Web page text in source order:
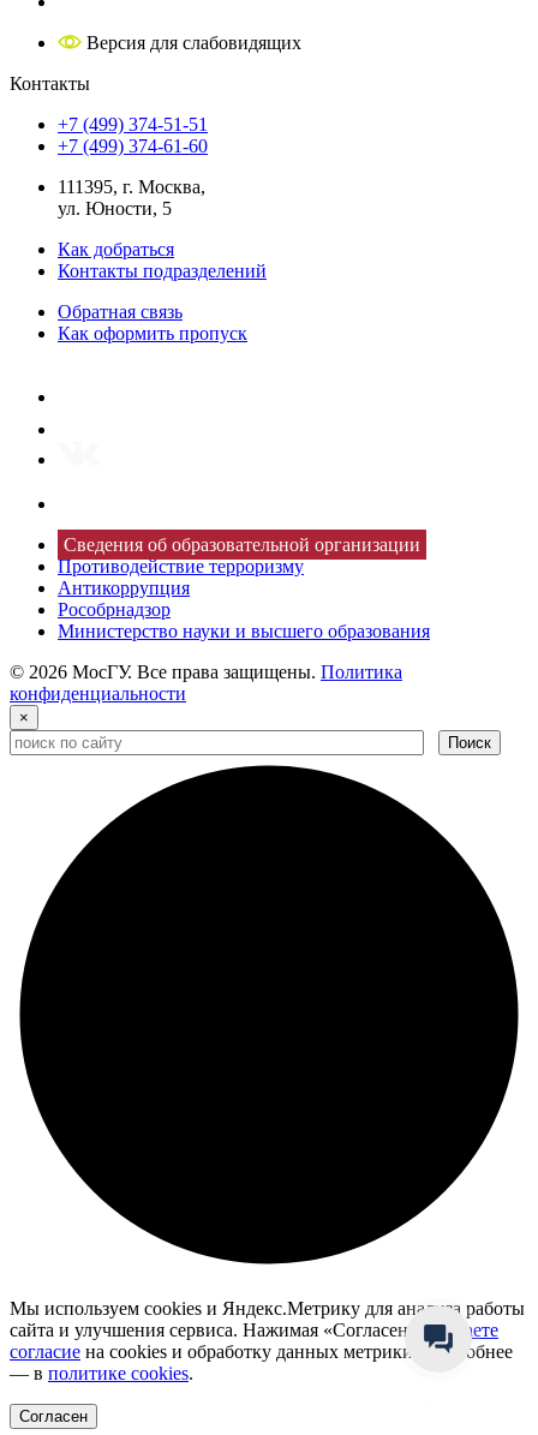
Версия для слабовидящих
Контакты
+7 (499) 374-51-51
+7 (499) 374-61-60
111395, г. Москва,
ул. Юности, 5
Как добраться
Контакты подразделений
Обратная связь
Как оформить пропуск
Сведения об образовательной организации
Противодействие терроризму
Антикоррупция
Рособрнадзор
Министерство науки и высшего образования
© 2026 МосГУ. Все права защищены. Политика
конфиденциальности
×
Мы используем cookies и Яндекс.Метрику для анализа работы
сайта и улучшения сервиса. Нажимая «Согласен», вы
даете
согласие на cookies и обработку данных метрики. Подробнее
— в политике cookies.
Согласен